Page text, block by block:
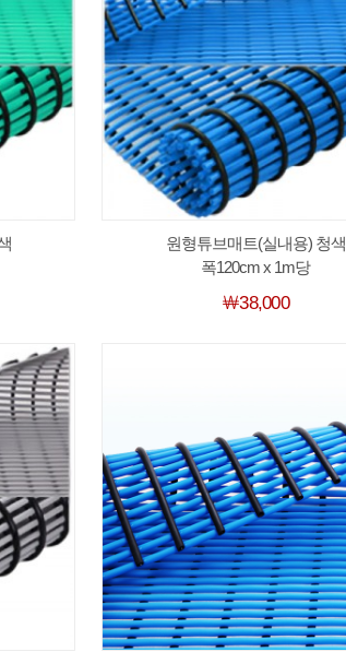
원형튜브매트(실내용) 청색
폭120cm x 1m당
￦38,000